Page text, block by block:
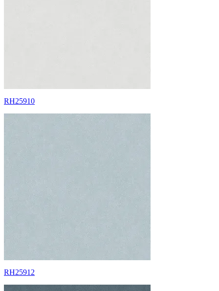
RH25910
RH25912